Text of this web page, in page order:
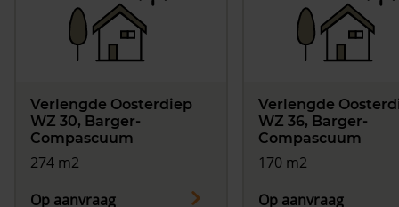
Verlengde Oosterdiep
WZ 30, Barger-
Compascuum
274 m2
Op aanvraag
Verlengde
WZ 36, Barger-
Compascuum
170 m2
Op aanvraag